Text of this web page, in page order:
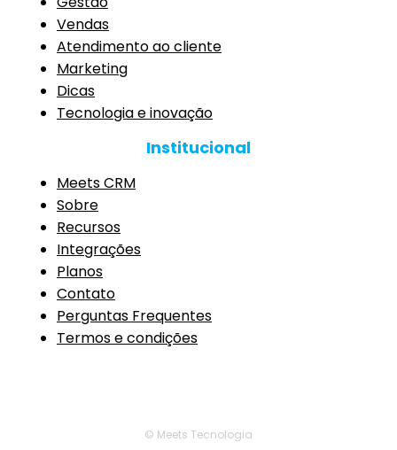
Vendas
Atendimento ao cliente
Marketing
Dicas
Tecnologia e inovação
Institucional
Meets CRM
Sobre
Recursos
Integrações
Planos
Contato
Perguntas Frequentes
Termos e condições
© Meets Tecnologia